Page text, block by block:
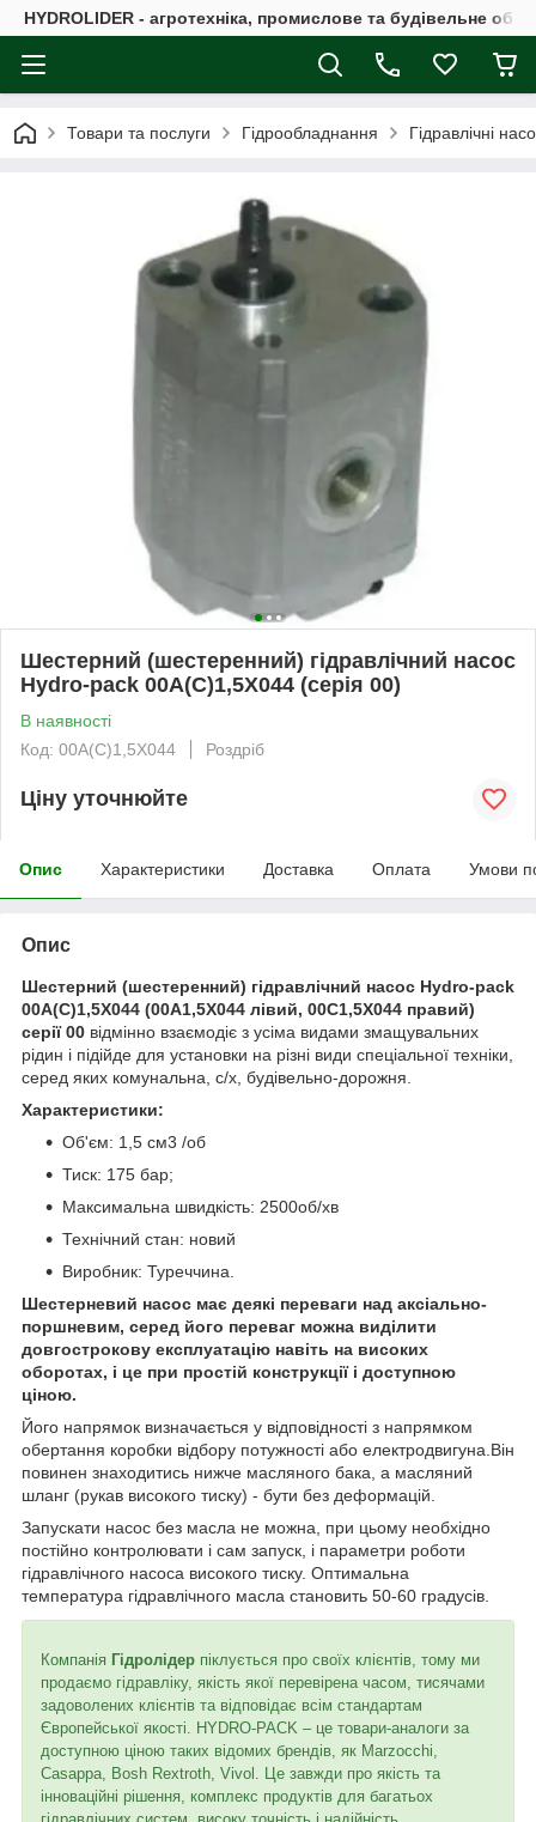
HYDROLIDER - агротехніка, промислове та будівельне
Товари та послуги Гідрообладнання Гідравлічні
Шестерний (шестеренний) гідравлічний насос
Hydro-pack 00A(C)1,5X044 (серія 00)
В наявності
Код: 00A(C)1,5X044
Роздріб
Ціну уточнюйте
Опис Характеристики Доставка Оплата Умови
Опис
Шестерний (шестеренний) гідравлічний насос Hydro-pack
00A(C)1,5X044 (00A1,5X044 лівий, 00C1,5X044 правий)
серії 00 відмінно взаємодіє з усіма видами змащувальних
рідин і підійде для установки на різні види спеціальної техніки,
серед яких комунальна, с/х, будівельно-дорожня.
Характеристики:
Об'єм: 1,5 см3 /об
Тиск: 175 бар;
Максимальна швидкість: 2500об/хв
Технічний стан: новий
Виробник: Туреччина.
Шестерневий насос має деякі переваги над аксіально-
поршневим, серед його переваг можна виділити
довгострокову експлуатацію навіть на високих
оборотах, і це при простій конструкції і доступною
ціною.
Його напрямок визначається у відповідності з напрямком
обертання коробки відбору потужності або електродвигуна.Він
повинен знаходитись нижче масляного бака, а масляний
шланг (рукав високого тиску) - бути без деформацій.
Запускати насос без масла не можна, при цьому необхідно
постійно контролювати і сам запуск, і параметри роботи
гідравлічного насоса високого тиску. Оптимальна
температура гідравлічного масла становить 50-60 градусів.
Компанія Гідролідер піклується про своїх клієнтів, тому ми
продаємо гідравліку, якість якої перевірена часом, тисячами
задоволених клієнтів та відповідає всім стандартам
Європейської якості. HYDRO-PACK – це товари-аналоги за
доступною ціною таких відомих брендів, як Marzocchi,
Casappa, Bosh Rextroth, Vivol. Це завжди про якість та
інноваційні рішення, комплекс продуктів для багатьох